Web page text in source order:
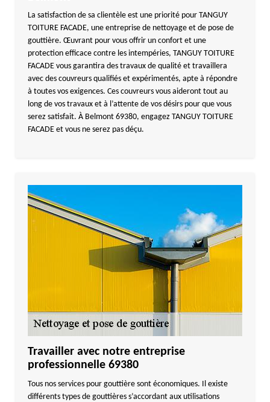
La satisfaction de sa clientèle est une priorité pour TANGUY
TOITURE FACADE, une entreprise de nettoyage et de pose de
gouttière. Œuvrant pour vous offrir un confort et une
protection efficace contre les intempéries, TANGUY TOITURE
FACADE vous garantira des travaux de qualité et travaillera
avec des couvreurs qualifiés et expérimentés, apte à répondre
à toutes vos exigences. Ces couvreurs vous aideront tout au
long de vos travaux et à l’attente de vos désirs pour que vous
serez satisfait. À Belmont 69380, engagez TANGUY TOITURE
FACADE et vous ne serez pas déçu.
Travailler avec notre entreprise
professionnelle 69380
Tous nos services pour gouttière sont économiques. Il existe
différents types de gouttières s’accordant aux utilisations